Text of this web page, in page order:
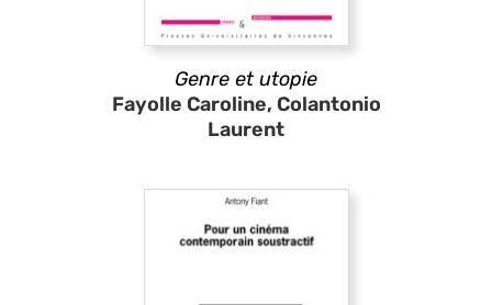
Genre et utopie
Fayolle Caroline, Colantonio
Laurent